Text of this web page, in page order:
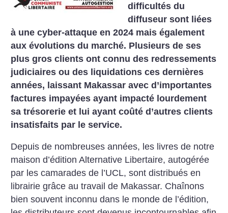
difficultés du
diffuseur sont liées
à une cyber-attaque en 2024 mais également
aux évolutions du marché. Plusieurs de ses
plus gros clients ont connu des redressements
judiciaires ou des liquidations ces dernières
années, laissant Makassar avec d’importantes
factures impayées ayant impacté lourdement
sa trésorerie et lui ayant coûté d’autres clients
insatisfaits par le service.
Depuis de nombreuses années, les livres de notre
maison d’édition Alternative Libertaire, autogérée
par les camarades de l’UCL, sont distribués en
librairie grâce au travail de Makassar. Chaînons
bien souvent inconnu dans le monde de l’édition,